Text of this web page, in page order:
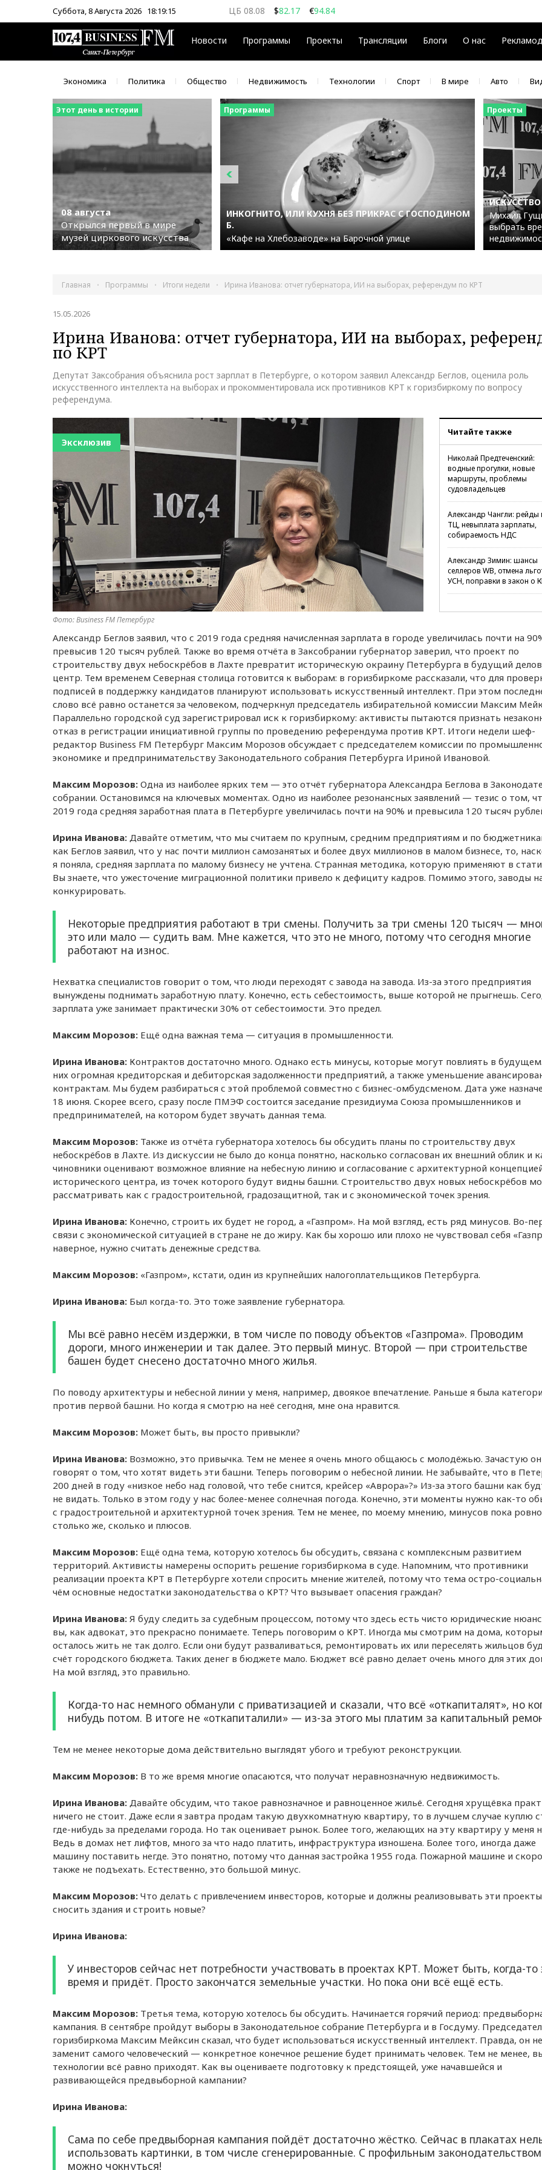
Новости Программы Проекты Трансляции Блоги О нас
Суббота, 8 Августа 2026 18:19:16 ЦБ 08.08 $82.17 €94.84
ММВБ 08.08 $ €
Экономика Политика Общество Недвижимость Технологии Спорт В мире Авто
Этот день в истории
08 августа
Открылся первый в мире
музей циркового искусства
Программы
ИНКОГНИТО, ИЛИ КУХНЯ БЕЗ ПРИКРАС С ГОСПОДИНОМ
Б.
«Кафе на Хлебозаводе» на Барочной улице
Проекты
Михаил
выбрать
Главная Программы Итоги недели Ирина Иванова: отчет губернатора, ИИ на выборах, референдум по КРТ
15.05.2026
Ирина Иванова: отчет губернатора, ИИ на выборах,
по КРТ
Депутат Заксобрания объяснила рост зарплат в Петербурге, о котором заявил Александр Беглов, оценила роль
искусственного интеллекта на выборах и прокомментировала иск противников КРТ к горизбиркому по вопросу
референдума.
Эксклюзив
Фото: Business FM Петербург
Читайте также
Николай Предтеченский:
водные прогулки, новые
маршруты, проблемы
судовладельцев
Александр Чангли: рейды
ТЦ, невыплата зарплаты,
собираемость НДС
Александр Зимин: шансы
селлеров WB, отмена
УСН, поправки в закон о
Александр Беглов заявил, что с 2019 года средняя начисленная зарплата в городе увеличилась почти на
превысив 120 тысяч рублей. Также во время отчёта в Заксобрании губернатор заверил, что проект по
строительству двух небоскрёбов в Лахте превратит историческую окраину Петербурга в будущий
центр. Тем временем Северная столица готовится к выборам: в горизбиркоме рассказали, что для
подписей в поддержку кандидатов планируют использовать искусственный интеллект. При этом
слово всё равно останется за человеком, подчеркнул председатель избирательной комиссии Максим
Параллельно городской суд зарегистрировал иск к горизбиркому: активисты пытаются признать
отказ в регистрации инициативной группы по проведению референдума против КРТ. Итоги недели шеф-
редактор Business FM Петербург Максим Морозов обсуждает с председателем комиссии по
экономике и предпринимательству Законодательного собрания Петербурга Ириной Ивановой.
Максим Морозов: Одна из наиболее ярких тем — это отчёт губернатора Александра Беглова в
собрании. Остановимся на ключевых моментах. Одно из наиболее резонансных заявлений — тезис о том,
2019 года средняя заработная плата в Петербурге увеличилась почти на 90% и превысила 120 тысяч
Ирина Иванова: Давайте отметим, что мы считаем по крупным, средним предприятиям и по
как Беглов заявил, что у нас почти миллион самозанятых и более двух миллионов в малом бизнесе, то,
я поняла, средняя зарплата по малому бизнесу не учтена. Странная методика, которую применяют в
Вы знаете, что ужесточение миграционной политики привело к дефициту кадров. Помимо этого, заводы
конкурировать.
Некоторые предприятия работают в три смены. Получить за три смены 120 тысяч —
это или мало — судить вам. Мне кажется, что это не много, потому что сегодня многие
работают на износ.
Нехватка специалистов говорит о том, что люди переходят с завода на завода. Из-за этого предприятия
вынуждены поднимать заработную плату. Конечно, есть себестоимость, выше которой не прыгнешь.
зарплата уже занимает практически 30% от себестоимости. Это предел.
Максим Морозов: Ещё одна важная тема — ситуация в промышленности.
Ирина Иванова: Контрактов достаточно много. Однако есть минусы, которые могут повлиять в
них огромная кредиторская и дебиторская задолженности предприятий, а также уменьшение
контрактам. Мы будем разбираться с этой проблемой совместно с бизнес-омбудсменом. Дата уже
18 июня. Скорее всего, сразу после ПМЭФ состоится заседание президиума Союза промышленников и
предпринимателей, на котором будет звучать данная тема.
Максим Морозов: Также из отчёта губернатора хотелось бы обсудить планы по строительству двух
небоскрёбов в Лахте. Из дискуссии не было до конца понятно, насколько согласован их внешний облик и
чиновники оценивают возможное влияние на небесную линию и согласование с архитектурной
исторического центра, из точек которого будут видны башни. Строительство двух новых небоскрёбов
рассматривать как с градостроительной, градозащитной, так и с экономической точек зрения.
Ирина Иванова: Конечно, строить их будет не город, а «Газпром». На мой взгляд, есть ряд минусов. Во-
связи с экономической ситуацией в стране не до жиру. Как бы хорошо или плохо не чувствовал себя
наверное, нужно считать денежные средства.
Максим Морозов: «Газпром», кстати, один из крупнейших налогоплательщиков Петербурга.
Ирина Иванова: Был когда-то. Это тоже заявление губернатора.
Мы всё равно несём издержки, в том числе по поводу объектов «Газпрома». Проводим
дороги, много инженерии и так далее. Это первый минус. Второй — при строительстве
башен будет снесено достаточно много жилья.
По поводу архитектуры и небесной линии у меня, например, двоякое впечатление. Раньше я была
против первой башни. Но когда я смотрю на неё сегодня, мне она нравится.
Максим Морозов: Может быть, вы просто привыкли?
Ирина Иванова: Возможно, это привычка. Тем не менее я очень много общаюсь с молодёжью. Зачастую
говорят о том, что хотят видеть эти башни. Теперь поговорим о небесной линии. Не забывайте, что в
200 дней в году «низкое небо над головой, что тебе снится, крейсер «Аврора»?» Из-за этого башни как
не видать. Только в этом году у нас более-менее солнечная погода. Конечно, эти моменты нужно как-то
с градостроительной и архитектурной точек зрения. Тем не менее, по моему мнению, минусов пока ровно
столько же, сколько и плюсов.
Максим Морозов: Ещё одна тема, которую хотелось бы обсудить, связана с комплексным развитием
территорий. Активисты намерены оспорить решение горизбиркома в суде. Напомним, что противники
реализации проекта КРТ в Петербурге хотели спросить мнение жителей, потому что тема остро-
чём основные недостатки законодательства о КРТ? Что вызывает опасения граждан?
Ирина Иванова: Я буду следить за судебным процессом, потому что здесь есть чисто юридические
вы, как адвокат, это прекрасно понимаете. Теперь поговорим о КРТ. Иногда мы смотрим на дома,
осталось жить не так долго. Если они будут разваливаться, ремонтировать их или переселять жильцов
счёт городского бюджета. Таких денег в бюджете мало. Бюджет всё равно делает очень много для этих
На мой взгляд, это правильно.
Когда-то нас немного обманули с приватизацией и сказали, что всё «откапиталят», но
нибудь потом. В итоге не «откапиталили» — из-за этого мы платим за капитальный
Тем не менее некоторые дома действительно выглядят убого и требуют реконструкции.
Максим Морозов: В то же время многие опасаются, что получат неравнозначную недвижимость.
Ирина Иванова: Давайте обсудим, что такое равнозначное и равноценное жильё. Сегодня хрущёвка
ничего не стоит. Даже если я завтра продам такую двухкомнатную квартиру, то в лучшем случае куплю
где-нибудь за пределами города. Но так оценивает рынок. Более того, желающих на эту квартиру у меня
Ведь в домах нет лифтов, много за что надо платить, инфраструктура изношена. Более того, иногда даже
машину поставить негде. Это понятно, потому что данная застройка 1955 года. Пожарной машине и
также не подъехать. Естественно, это большой минус.
Максим Морозов: Что делать с привлечением инвесторов, которые и должны реализовывать эти
сносить здания и строить новые?
Ирина Иванова:
У инвесторов сейчас нет потребности участвовать в проектах КРТ. Может быть, когда-то
время и придёт. Просто закончатся земельные участки. Но пока они всё ещё есть.
Максим Морозов: Третья тема, которую хотелось бы обсудить. Начинается горячий период:
кампания. В сентябре пройдут выборы в Законодательное собрание Петербурга и в Госдуму.
горизбиркома Максим Мейксин сказал, что будет использоваться искусственный интеллект. Правда, он не
заменит самого человеческий — конкретное конечное решение будет принимать человек. Тем не менее,
технологии всё равно приходят. Как вы оцениваете подготовку к предстоящей, уже начавшейся и
развивающейся предвыборной кампании?
Ирина Иванова:
Сама по себе предвыборная кампания пойдёт достаточно жёстко. Сейчас в плакатах
использовать картинки, в том числе сгенерированные. С профильным законодательством
можно чокнуться!